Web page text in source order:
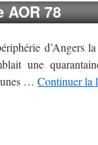
AOR 78
d’Angers
une
…Continuer la